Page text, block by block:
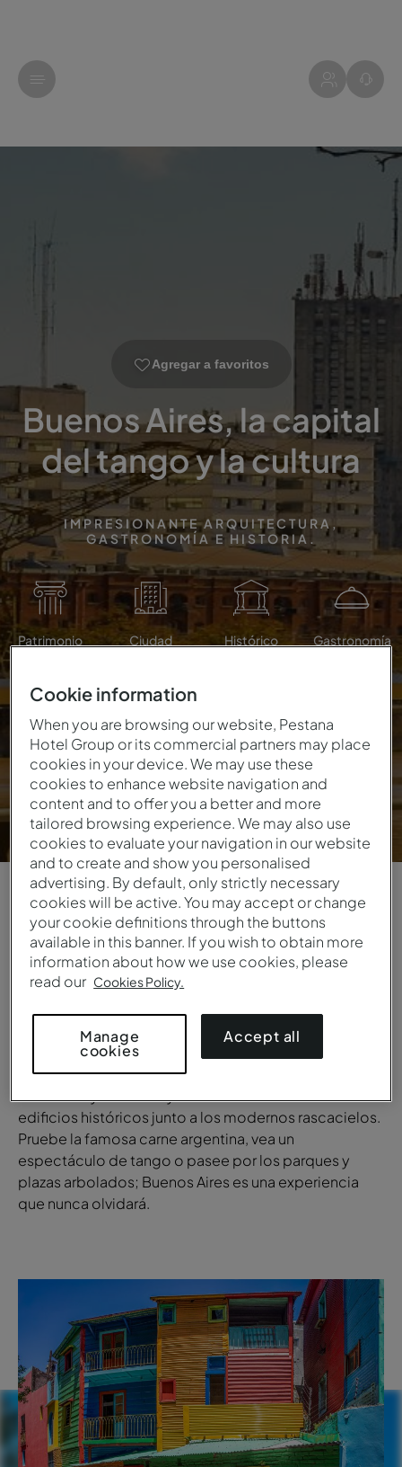
Agregar a favoritos
Buenos Aires, la capital
del tango y la cultura
IMPRESIONANTE ARQUITECTURA,
GASTRONOMÍA E HISTORIA.
Patrimonio Ciudad Histórico Gastronomía
VISTA GENERAL
Buenos Aires
Conocida como la capital del tango, Buenos Aires es
un centro cultural lleno de teatros, museos y galerías
de arte. Camine por las elegantes calles de Palermo,
edificios históricos junto a los modernos rascacielos.
Pruebe la famosa carne argentina, vea un
espectáculo de tango o pasee por los parques y
plazas arbolados; Buenos Aires es una experiencia
que nunca olvidará.
1/6
Cookie information
When you are browsing our website, Pestana
Hotel Group or its commercial partners may place
cookies in your device. We may use these
cookies to enhance website navigation and
content and to offer you a better and more
tailored browsing experience. We may also use
cookies to evaluate your navigation in our website
and to create and show you personalised
advertising. By default, only strictly necessary
cookies will be active. You may accept or change
your cookie definitions through the buttons
available in this banner. If you wish to obtain more
information about how we use cookies, please
read our Cookies Policy.
Manage
cookies
Accept all